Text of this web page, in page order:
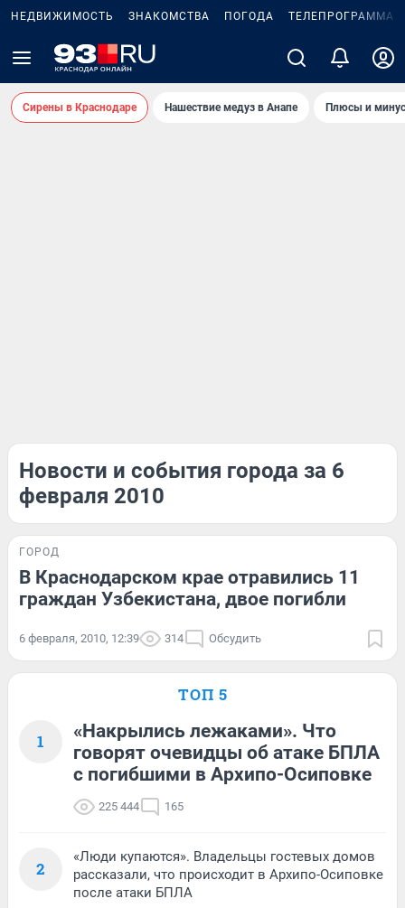
НЕДВИЖИМОСТЬ ЗНАКОМСТВА ПОГОДА ТЕЛЕПРОГРАММА
Сирены в Краснодаре Нашествие медуз в Анапе Плюсы и
Новости и события города за 6
февраля 2010
ГОРОД
В Краснодарском крае отравились 11
граждан Узбекистана, двое погибли
6 февраля, 2010, 12:39 314 Обсудить
ТОП 5
1
«Накрылись лежаками». Что
говорят очевидцы об атаке БПЛА
с погибшими в Архипо-Осиповке
225 444 165
2
«Люди купаются». Владельцы гостевых домов
рассказали, что происходит в Архипо-Осиповке
после атаки БПЛА